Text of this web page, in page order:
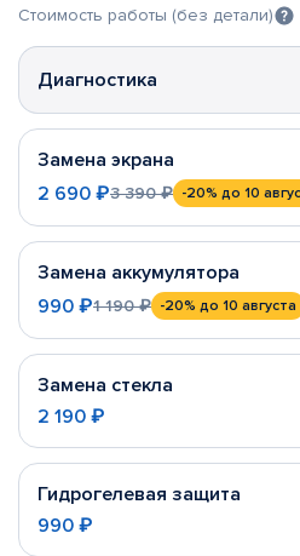
Стоимость работы (без детали)
Диагностика
Замена экрана
2 690 ₽3 390 ₽ -20% до 10
Замена аккумулятора
990 ₽1 190 ₽ -20% до 10 августа
Замена стекла
2 190 ₽
Гидрогелевая защита
990 ₽